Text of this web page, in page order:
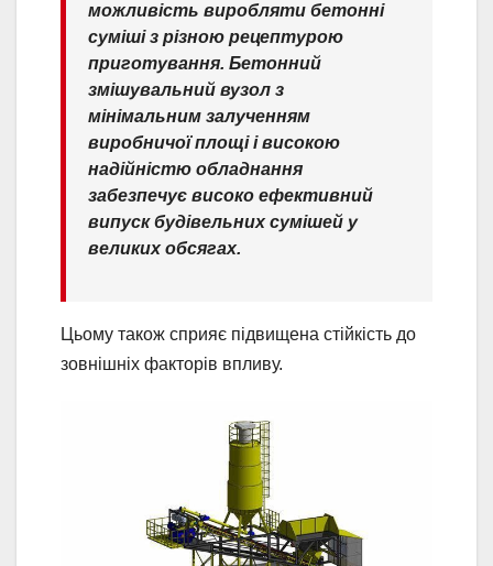
можливість виробляти бетонні
суміші з різною рецептурою
приготування. Бетонний
змішувальний вузол з
мінімальним залученням
виробничої площі і високою
надійністю обладнання
забезпечує високо ефективний
випуск будівельних сумішей у
великих обсягах.
Цьому також сприяє підвищена стійкість до
зовнішніх факторів впливу.